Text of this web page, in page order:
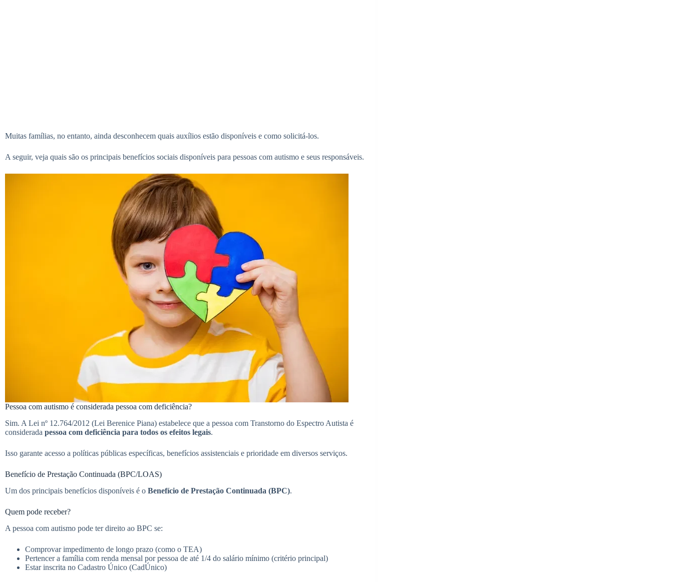
Muitas famílias, no entanto, ainda desconhecem quais auxílios estão disponíveis e como solicitá-los.
A seguir, veja quais são os principais benefícios sociais disponíveis para pessoas com autismo e seus responsáveis.
Pessoa com autismo é considerada pessoa com deficiência?
Sim. A Lei nº 12.764/2012 (Lei Berenice Piana) estabelece que a pessoa com Transtorno do Espectro Autista é
considerada pessoa com deficiência para todos os efeitos legais.
Isso garante acesso a políticas públicas específicas, benefícios assistenciais e prioridade em diversos serviços.
Benefício de Prestação Continuada (BPC/LOAS)
Um dos principais benefícios disponíveis é o Benefício de Prestação Continuada (BPC).
Quem pode receber?
A pessoa com autismo pode ter direito ao BPC se:
Comprovar impedimento de longo prazo (como o TEA)
Pertencer a família com renda mensal por pessoa de até 1/4 do salário mínimo (critério principal)
Estar inscrita no Cadastro Único (CadÚnico)